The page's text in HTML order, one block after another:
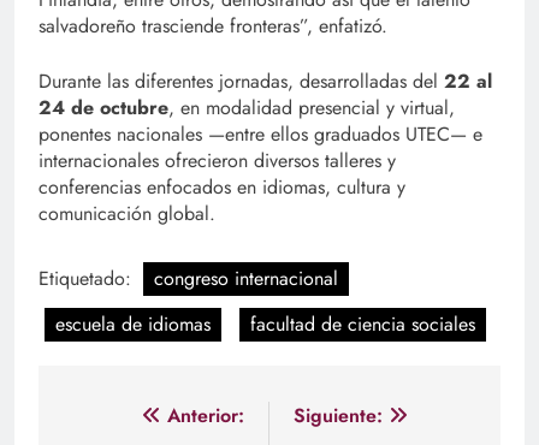
salvadoreño trasciende fronteras”, enfatizó.
Durante las diferentes jornadas, desarrolladas del 22 al
24 de octubre, en modalidad presencial y virtual,
ponentes nacionales —entre ellos graduados UTEC— e
internacionales ofrecieron diversos talleres y
conferencias enfocados en idiomas, cultura y
comunicación global.
Etiquetado:
congreso internacional
escuela de idiomas
facultad de ciencia sociales
Navegación
Anterior:
Siguiente: